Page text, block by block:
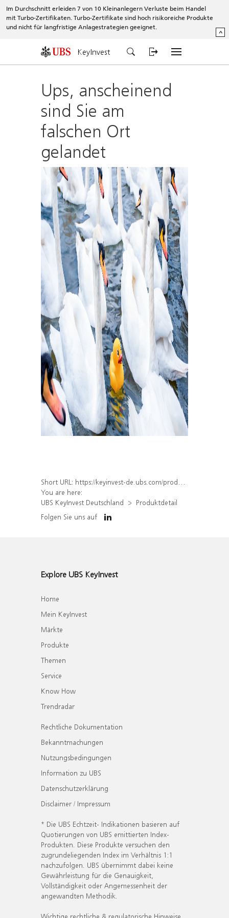
Im Durchschnitt erleiden 7 von 10 Kleinanlegern Verluste beim Handel
mit Turbo-Zertifikaten. Turbo-Zertifikate sind hoch risikoreiche Produkte
und nicht für langfristige Anlagestrategien geeignet.
^
KeyInvest
Ups, anscheinend
sind Sie am
falschen Ort
gelandet
Short URL: https://keyinvest-de.ubs.com/produkt/detail/index/isin/DE000WA6C089
You are here:
UBS KeyInvest Deutschland
Produktdetail
Folgen Sie uns auf
Explore UBS KeyInvest
Home
Mein KeyInvest
Märkte
Produkte
Themen
Service
Know How
Trendradar
Rechtliche Dokumentation
Bekanntmachungen
Nutzungsbedingungen
Information zu UBS
Datenschutzerklärung
Disclaimer / Impressum
* Die UBS Echtzeit- Indikationen basieren auf
Quotierungen von UBS emittierten Index-
Produkten. Diese Produkte versuchen den
zugrundeliegenden Index im Verhältnis 1:1
nachzufolgen. UBS übernimmt dabei keine
Gewährleistung für die Genauigkeit,
Vollständigkeit oder Angemessenheit der
angewandten Methodik.